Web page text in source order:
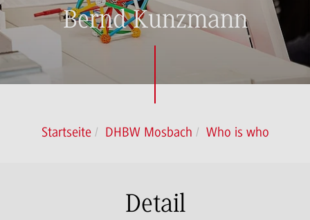
Bernd Kunzmann
Startseite DHBW Mosbach Who is who
Detail